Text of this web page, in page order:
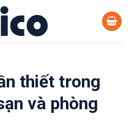
thiết trong
và phòng